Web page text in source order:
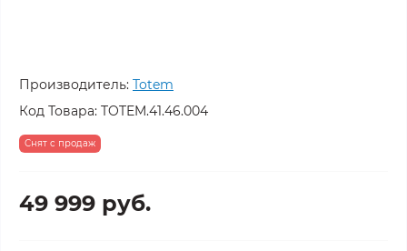
Производитель: Totem
Код Товара: TOTEM.41.46.004
Снят с продаж
49 999 руб.